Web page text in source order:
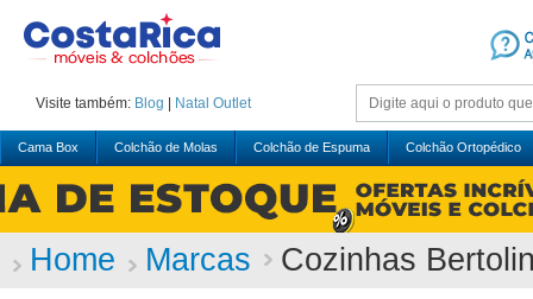
Visite também: Blog Natal Outlet
Cama Box Colchão de Molas Colchão de Espuma Colchão Ortopédico
Home Marcas
Cozinhas